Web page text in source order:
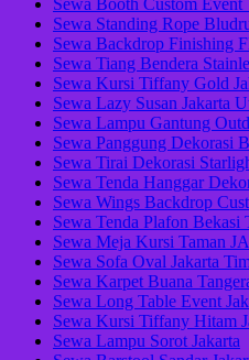
Sewa Booth Custom Event
Sewa Standing Rope
Sewa Backdrop Finishing
Sewa Tiang Bendera
Sewa Kursi Tiffany Gold
Sewa Lazy Susan Jakarta
Sewa Lampu Gantung
Sewa Panggung Dekorasi
Sewa Tirai Dekorasi
Sewa Tenda Hanggar
Sewa Wings Backdrop
Sewa Tenda Plafon Bekasi
Sewa Meja Kursi Taman
Sewa Sofa Oval Jakarta
Sewa Karpet Buana
Sewa Long Table Event
Sewa Kursi Tiffany Hitam
Sewa Lampu Sorot Jakarta